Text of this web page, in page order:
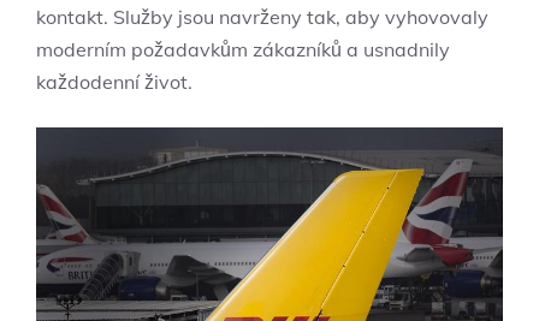
kontakt. Služby jsou navrženy tak, aby vyhovovaly
moderním požadavkům zákazníků a usnadnily
každodenní život.